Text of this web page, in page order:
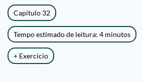
Capítulo 32
Tempo estimado de leitura: 4 minutos
+ Exercício